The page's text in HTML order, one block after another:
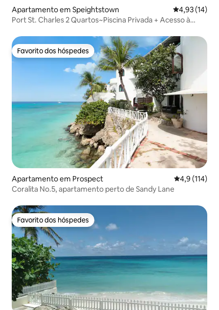
Apartamento em Speightstown Classificação
4,93 (14)
Port St. Charles 2 Quartos~Piscina Privada + Acesso à
Favorito dos hóspedes
Favorito dos hóspedes
Apartamento em Prospect
4,9 (114)
Coralita No.5, apartamento perto de Sandy Lane
Favorito dos hóspedes
Favorito dos hóspedes